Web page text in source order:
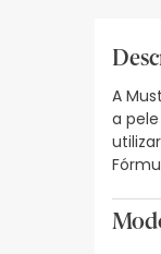
A
a